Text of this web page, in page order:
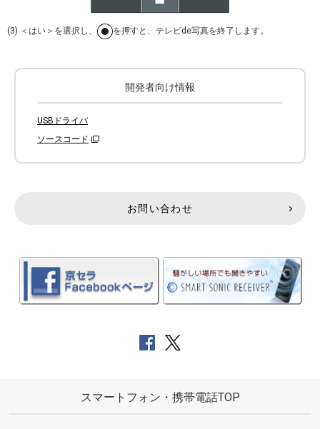
(3) ＜はい＞を選択し、 を押すと、テレビde写真を終了します。
開発者向け情報
USBドライバ
ソースコード
お問い合わせ
スマートフォン・携帯電話TOP